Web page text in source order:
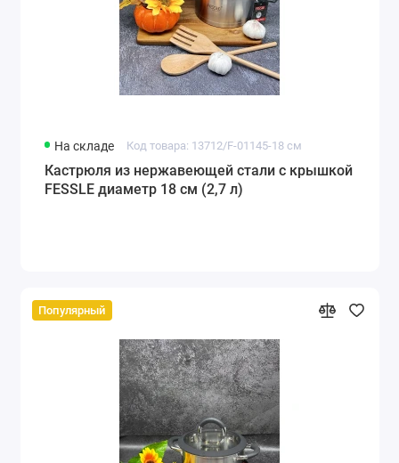
На складе Код товара: 13712/F-01145-18 см
Кастрюля из нержавеющей стали с крышкой
FESSLE диаметр 18 см (2,7 л)
Популярный